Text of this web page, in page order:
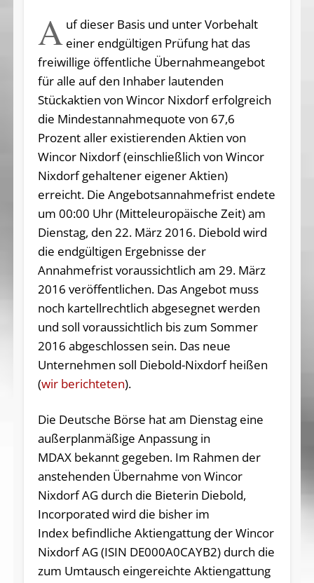
A uf dieser Basis und unter Vorbehalt
einer endgültigen Prüfung hat das
freiwillige öffentliche Übernahmeangebot
für alle auf den Inhaber lautenden
Stückaktien von Wincor Nixdorf erfolgreich
die Mindestannahmequote von 67,6
Prozent aller existierenden Aktien von
Wincor Nixdorf (einschließlich von Wincor
Nixdorf gehaltener eigener Aktien)
erreicht. Die Angebotsannahmefrist endete
um 00:00 Uhr (Mitteleuropäische Zeit) am
Dienstag, den 22. März 2016. Diebold wird
die endgültigen Ergebnisse der
Annahmefrist voraussichtlich am 29. März
2016 veröffentlichen. Das Angebot muss
noch kartellrechtlich abgesegnet werden
und soll voraussichtlich bis zum Sommer
2016 abgeschlossen sein. Das neue
Unternehmen soll Diebold-Nixdorf heißen
(wir berichteten).
Die Deutsche Börse hat am Dienstag eine
außerplanmäßige Anpassung in
MDAX bekannt gegeben. Im Rahmen der
anstehenden Übernahme von Wincor
Nixdorf AG durch die Bieterin Diebold,
Incorporated wird die bisher im
Index befindliche Aktiengattung der Wincor
Nixdorf AG (ISIN DE000A0CAYB2) durch die
zum Umtausch eingereichte Aktiengattung